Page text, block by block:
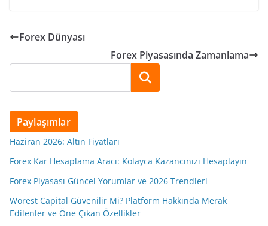
Forex Dünyası
Forex Piyasasında Zamanlama
Ara
Paylaşımlar
Haziran 2026: Altın Fiyatları
Forex Kar Hesaplama Aracı: Kolayca Kazancınızı Hesaplayın
Forex Piyasası Güncel Yorumlar ve 2026 Trendleri
Worest Capital Güvenilir Mi? Platform Hakkında Merak
Edilenler ve Öne Çıkan Özellikler